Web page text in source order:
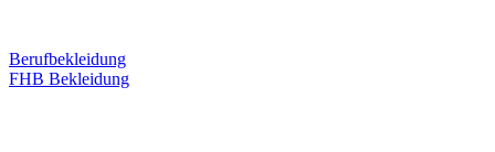
Berufbekleidung
FHB Bekleidung